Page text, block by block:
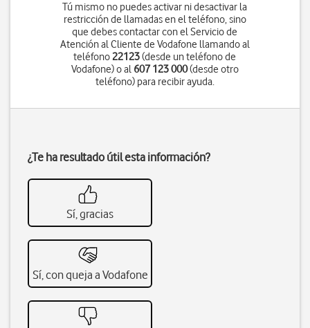
Tú mismo no puedes activar ni desactivar la
restricción de llamadas en el teléfono, sino
que debes contactar con el Servicio de
Atención al Cliente de Vodafone llamando al
teléfono22123(desde un teléfono de
Vodafone) o al 607 123 000(desde otro
teléfono) para recibir ayuda.
¿Te ha resultado útil esta información?
Sí, gracias
Sí, con queja a Vodafone